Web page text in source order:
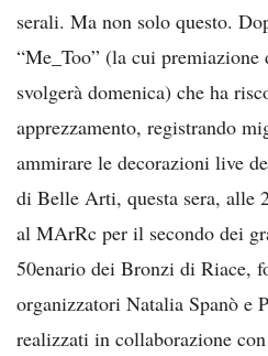
serali. Ma non solo questo.
“Me_Too” (la cui
svolgerà domenica) che ha
apprezzamento, registrando
ammirare le decorazioni live
di Belle Arti, questa sera, alle
al MArRc per il secondo dei
50enario dei Bronzi di Riace,
organizzatori Natalia Spanò e
realizzati in collaborazione